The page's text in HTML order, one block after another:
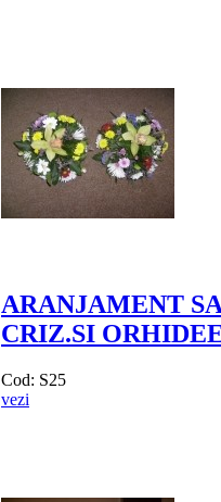
ARANJAMENT
CRIZ.SI
Cod: S25
vezi